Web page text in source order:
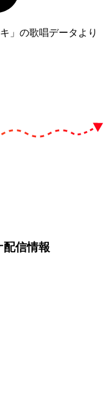
」の歌唱データより
配信情報